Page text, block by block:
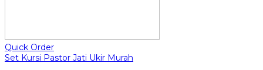
Quick Order
Set Kursi Pastor Jati Ukir Murah